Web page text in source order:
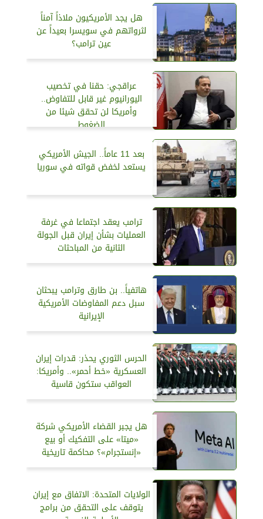
هل يجد الأمريكيون ملاذاً آمناً
لثرواتهم في سويسرا بعيداً عن
عين ترامب؟
عراقجي: حقنا في تخصيب
اليورانيوم غير قابل للتفاوض..
وأمريكا لن تحقق شيئا من
الضغوط
بعد 11 عاماً.. الجيش الأمريكي
يستعد لخفض قواته في سوريا
ترامب يعقد اجتماعا في غرفة
العمليات بشأن إيران قبل الجولة
الثانية من المباحثات
هاتفياً.. بن طارق وترامب يبحثان
سبل دعم المفاوضات الأمريكية
الإيرانية
الحرس الثوري يحذر: قدرات إيران
العسكرية «خط أحمر».. وأمريكا:
العواقب ستكون قاسية
هل يجبر القضاء الأمريكي شركة
«ميتا» على التفكيك أو بيع
«إنستجرام»؟ محاكمة تاريخية
الولايات المتحدة: الاتفاق مع إيران
يتوقف على التحقق من برامج